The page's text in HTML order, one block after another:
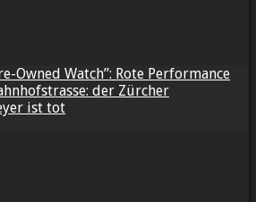
Owned Watch”: Rote Performance
der Zürcher
ist tot